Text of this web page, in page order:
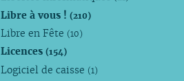
Libre à vous !(210)
Libre en Fête (10)
Licences(154)
Logiciel de caisse (1)